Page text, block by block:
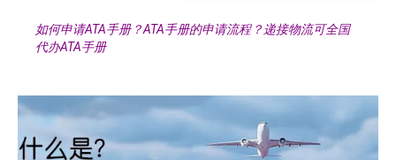
如何申请ATA手册？ATA手册的申请流程？递接物流可全国
代办ATA手册